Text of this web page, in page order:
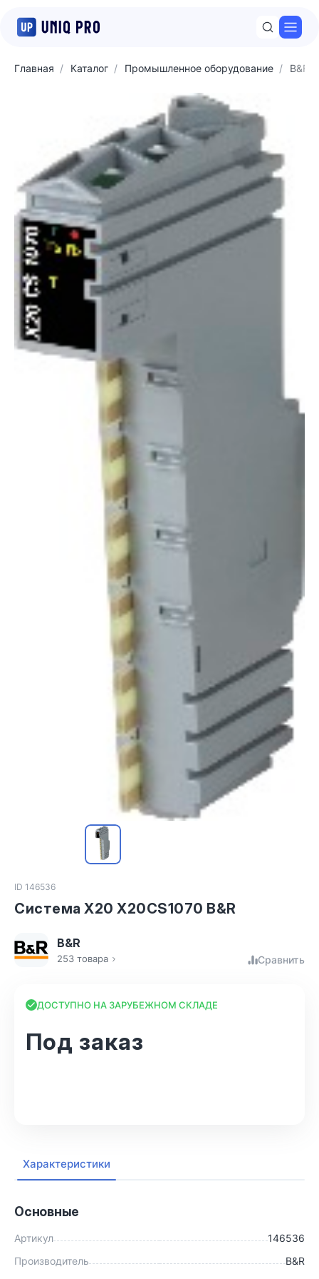
Главная Каталог Промышленное оборудование B&R
ID 146536
Система X20 X20CS1070 B&R
B&R
253 товара Сравнить
ДОСТУПНО НА ЗАРУБЕЖНОМ СКЛАДЕ
Под заказ
Характеристики
Основные
Артикул
146536
Производитель
B&R